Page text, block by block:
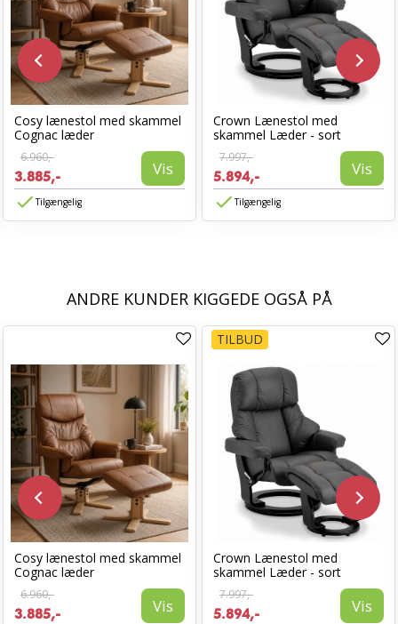
Cosy lænestol med skammel
Cognac læder
6.960,-
3.885,- Vis
Tilgængelig
Crown Lænestol med
skammel Læder - sort
7.997,-
5.894,- Vis
Tilgængelig
ANDRE KUNDER KIGGEDE OGSÅ PÅ
Cosy lænestol med skammel
Cognac læder
6.960,-
3.885,- Vis
TILBUD
Crown Lænestol med
skammel Læder - sort
7.997,-
5.894,- Vis